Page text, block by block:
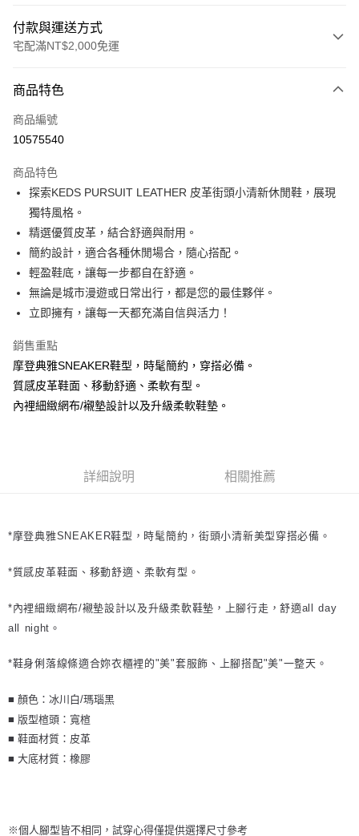
付款與運送方式
宅配滿NT$2,000免運
信用卡一次付款
信用卡分期付款
合作金庫商業銀行
華南商業銀行
彰化商業銀行
上海商業儲蓄銀行
國泰世華商業銀行
臺灣中小企業銀行
台中商業銀行
匯豐（台灣）商業銀行
聯邦商業銀行
元大商業銀行
永豐商業銀行
玉山商業銀行
星展（台灣）商業銀行
台灣樂天信用卡公司
6 期 0 利率 每期
華南商業銀行
上海商業儲蓄銀行
國泰世華商業銀行
兆豐國際商業銀行
臺灣中小企業銀行
匯豐（台灣）商業銀行
華泰商業銀行
聯邦商業銀行
遠東國際商業銀行
元大商業銀行
永豐商業銀行
玉山商業銀行
台灣樂天信用卡公司
Apple Pay
Google Pay
ATM付款
運送方式
每筆NT$100，滿NT$2,000(含以上)免運費
離島宅配
每筆NT$150
商品特色
商品編號
10575540
商品特色
探索KEDS PURSUIT LEATHER 皮革街頭小清新休閒鞋，展現
獨特風格。
精選優質皮革，結合舒適與耐用。
簡約設計，適合各種休閒場合，隨心搭配。
輕盈鞋底，讓每一步都自在舒適。
無論是城市漫遊或日常出行，都是您的最佳夥伴。
立即擁有，讓每一天都充滿自信與活力！
銷售重點
摩登典雅SNEAKER鞋型，時髦簡約，穿搭必備。
質感皮革鞋面、移動舒適、柔軟有型。
內裡細緻網布/襯墊設計以及升級柔軟鞋墊。
詳細說明 相關推薦
*摩登典雅SNEAKER鞋型，時髦簡約，街頭小清新美型穿搭必備。
*質感皮革鞋面、移動舒適、柔軟有型。
*內裡細緻網布/襯墊設計以及升級柔軟鞋墊，上腳行走，舒適all day
all night。
*鞋身俐落線條適合妳衣櫃裡的"美"套服飾、上腳搭配"美"一整天。
■ 顏色：冰川白/瑪瑙黑
■ 版型楦頭：寬楦
■ 鞋面材質：皮革
■ 大底材質：橡膠
※個人腳型皆不相同，試穿心得僅提供選擇尺寸參考